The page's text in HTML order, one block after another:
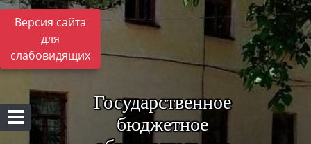
Версия сайта
для
слабовидящих
Государственное
бюджетное